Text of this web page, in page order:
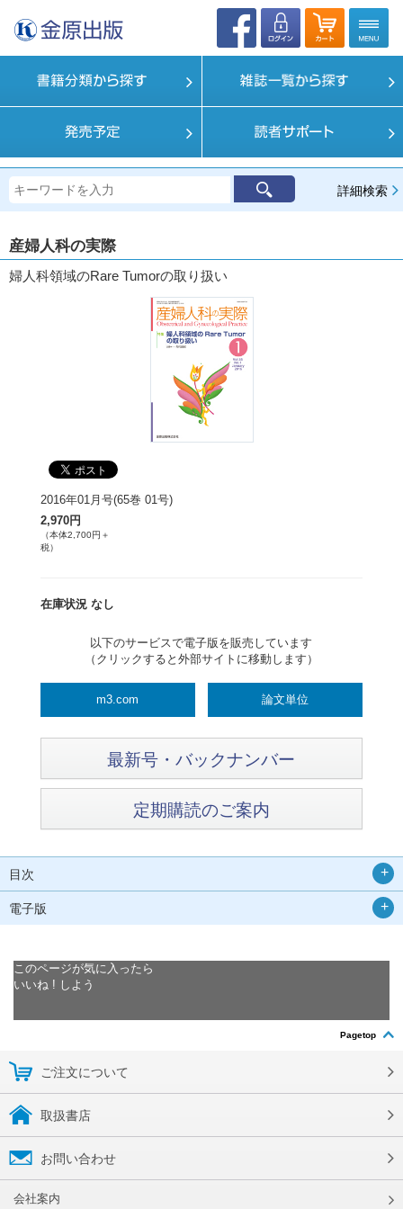
詳細検索
産婦人科の実際
婦人科領域のRare Tumorの取り扱い
2016年01月号(65巻 01号)
2,970円
（本体2,700円＋
税）
在庫状況 なし
以下のサービスで電子版を販売しています
（クリックすると外部サイトに移動します）
m3.com 論文単位
最新号・バックナンバー
定期購読のご案内
目次
電子版
このページが気に入ったら
いいね ! しよう
Pagetop
ご注文について
取扱書店
お問い合わせ
会社案内